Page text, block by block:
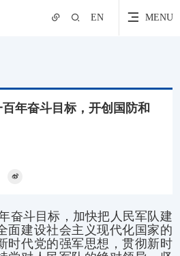
EN MENU
年奋斗目标，开创国防和
奋斗目标，加快把人民军队建
面建设社会主义现代化国家的
时代党的强军思想，贯彻新时